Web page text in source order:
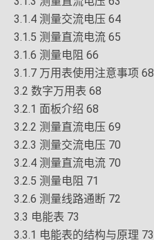
3.1.4 测量交流电压 64
3.1.5 测量直流电流 65
3.1.6 测量电阻 66
3.1.7 万用表使用注意事项 68
3.2 数字万用表 68
3.2.1 面板介绍 68
3.2.2 测量直流电压 69
3.2.3 测量交流电压 70
3.2.4 测量直流电流 70
3.2.5 测量电阻 71
3.2.6 测量线路通断 72
3.3 电能表 73
3.3.1 电能表的结构与原理 73